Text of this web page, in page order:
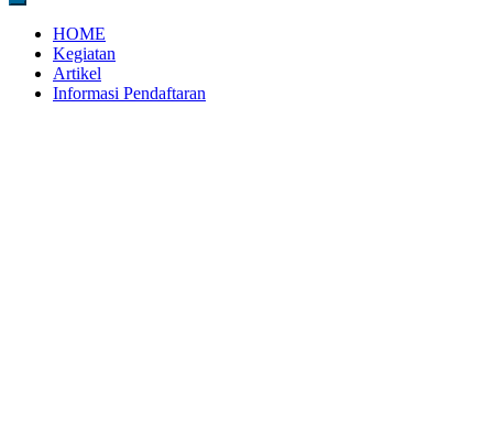
HOME
Kegiatan
Artikel
Informasi Pendaftaran